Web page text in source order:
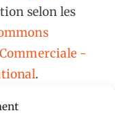
selon les
-
.